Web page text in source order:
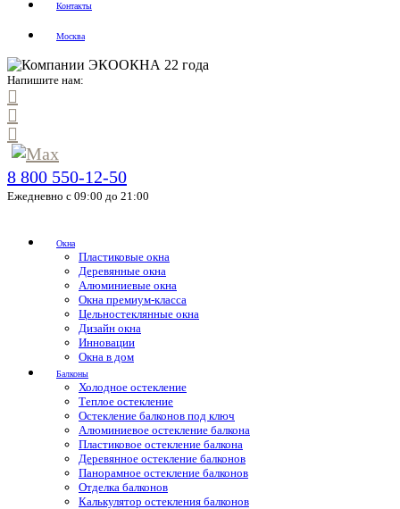
Контакты
Москва
Напишите нам:
8 800 550-12-50
Ежедневно с 09:00 до 21:00
Окна
Пластиковые окна
Деревянные окна
Алюминиевые окна
Окна премиум-класса
Цельностеклянные окна
Дизайн окна
Инновации
Окна в дом
Балконы
Холодное остекление
Теплое остекление
Остекление балконов под ключ
Алюминиевое остекление балкона
Пластиковое остекление балкона
Деревянное остекление балконов
Панорамное остекление балконов
Отделка балконов
Калькулятор остекления балконов